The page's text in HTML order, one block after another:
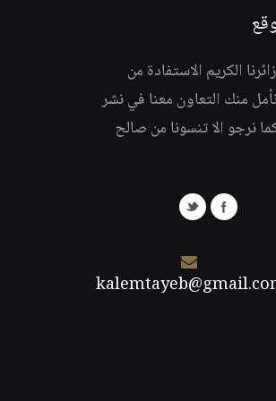
الكريم الاستفادة من
منك التعاون معنا في نشر
نرجو الا تنسونا من صالح